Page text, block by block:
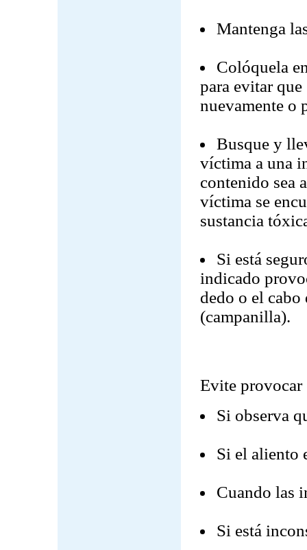
Mantenga
Colóquela
para evitar
nuevamente o
Busque y
víctima a una
contenido sea
víctima se
sustancia
Si está
indicado
dedo o el cabo
(campanilla).
Evite provocar
Si observa
Si el aliento
Cuando las
Si está